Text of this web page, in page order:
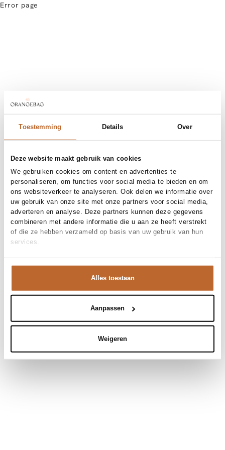
Toestemming Details Over
Deze website maakt gebruik van cookies
We gebruiken cookies om content en advertenties te
personaliseren, om functies voor social media te bieden en om
ons websiteverkeer te analyseren. Ook delen we informatie over
uw gebruik van onze site met onze partners voor social media,
adverteren en analyse. Deze partners kunnen deze gegevens
combineren met andere informatie die u aan ze heeft verstrekt
of die ze hebben verzameld op basis van uw gebruik van hun
services.
Alles toestaan
Aanpassen
Weigeren
Error page